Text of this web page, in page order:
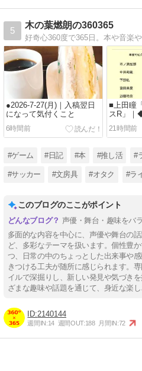
5
木の葉燃朗の360365
●2026-7-27(月)｜入稿翌日
になって気付くこと
6時間前
■上田瞳
スR」｜
聴く人
オ。｜
21時間前
#ゲーム #日記 #本 #推し活 #
#サッカー #文房具 #オタク #ラ
このブログのここがポイント
声優・舞台・趣味をバ
多面的な内容を中心に、声優や舞台の
ど、多彩なテーマを扱います。個性豊
つ、日常の中のちょっとした出来事や
きつける工夫が随所に感じられます。
イルで深掘りし、新しい発見や気づき
ざまな趣味や話題を通じて、身近な楽
2140144
週間IN:14 週間OUT:188 月間IN:72